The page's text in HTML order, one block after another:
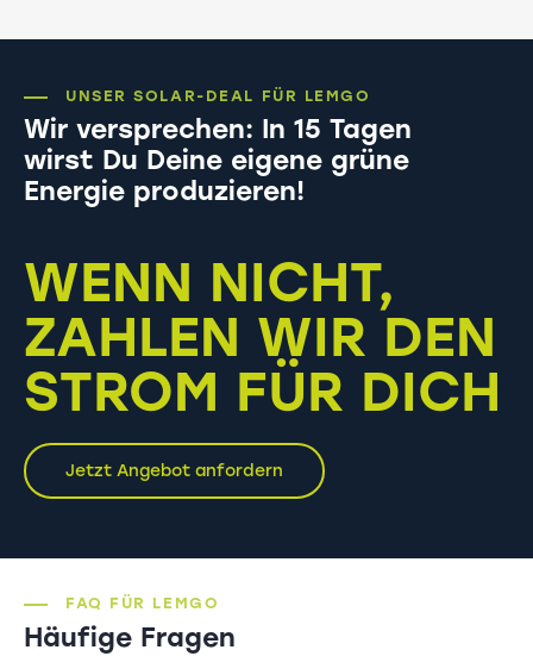
UNSER SOLAR-DEAL FÜR LEMGO
Wir versprechen: In 15 Tagen
wirst Du Deine eigene grüne
Energie produzieren!
WENN NICHT,
ZAHLEN WIR DEN
STROM FÜR DICH
Jetzt Angebot anfordern
FAQ FÜR LEMGO
Häufige Fragen